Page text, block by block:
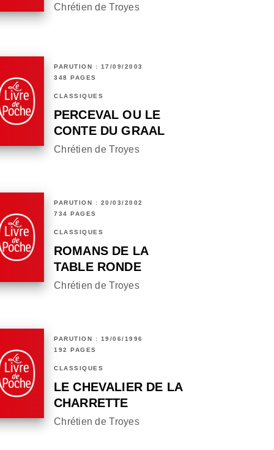
Chrétien de Troyes
PARUTION : 17/09/2003
348 PAGES
CLASSIQUES
PERCEVAL OU LE
CONTE DU GRAAL
Chrétien de Troyes
PARUTION : 20/03/2002
734 PAGES
CLASSIQUES
ROMANS DE LA
TABLE RONDE
Chrétien de Troyes
PARUTION : 19/06/1996
192 PAGES
CLASSIQUES
LE CHEVALIER DE LA
CHARRETTE
Chrétien de Troyes